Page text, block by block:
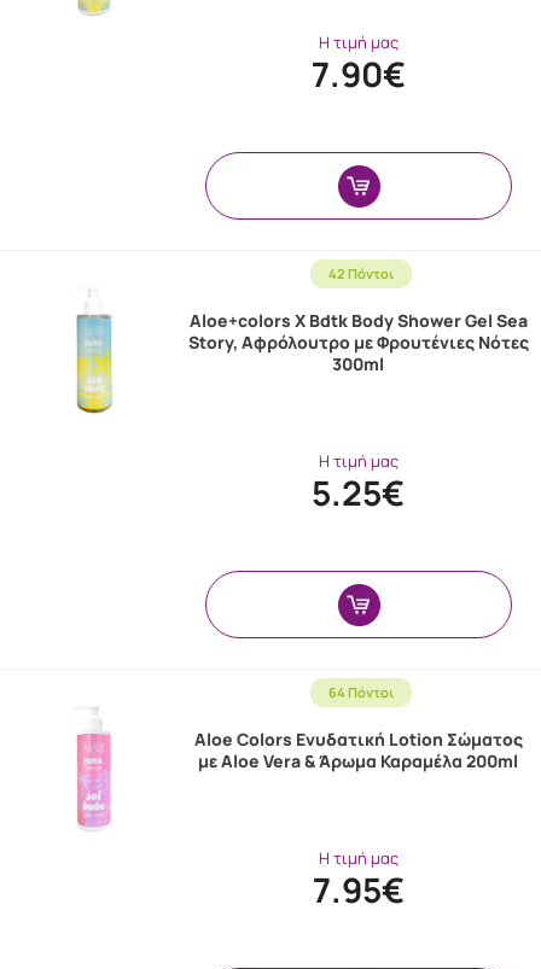
Η τιμή μας
7.90€
42 Πόντοι
Aloe+colors X Bdtk Body Shower Gel Sea
Story, Αφρόλουτρο με Φρουτένιες Νότες
300ml
Η τιμή μας
5.25€
64 Πόντοι
Aloe Colors Ενυδατική Lotion Σώματος
με Aloe Vera & Άρωμα Καραμέλα 200ml
Η τιμή μας
7.95€